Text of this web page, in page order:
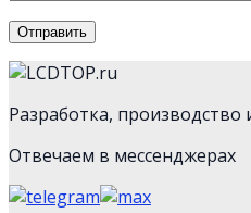
Разработка, производство
Отвечаем в мессенджерах